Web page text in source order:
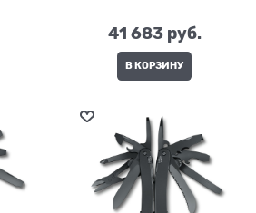
41 683 руб.
В КОРЗИНУ